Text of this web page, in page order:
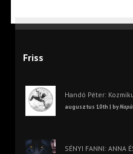
Friss
Handó Péter:
augusztus 10th | by
SÉNYI FANNI: ANNA